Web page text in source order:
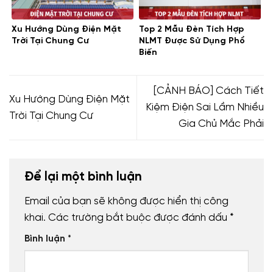
Xu Hướng Dùng Điện Mặt
Trời Tại Chung Cư
Top 2 Mẫu Đèn Tích Hợp
NLMT Được Sử Dụng Phổ
Biến
Xu Hướng Dùng Điện Mặt
Trời Tại Chung Cư
[CẢNH BÁO] Cách Tiết
Kiệm Điện Sai Lầm Nhiều
Gia Chủ Mắc Phải
Để lại một bình luận
Email của bạn sẽ không được hiển thị công
khai. Các trường bắt buộc được đánh dấu *
Bình luận *